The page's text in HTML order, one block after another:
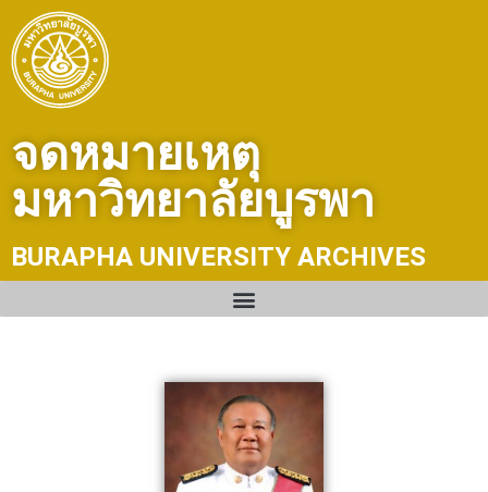
content
จดหมายเหตุ
มหาวิทยาลัยบูรพา
BURAPHA UNIVERSITY ARCHIVES